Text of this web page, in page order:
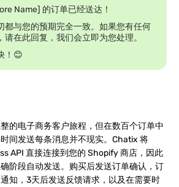
Name] 的订单已经送达！
都与您的预期完全一致。如果您有任何
请在此回复，我们会立即为您处理。
！😊
的电子商务客户旅程，但在数百个订单中
间发送每条消息并不现实。Chatix 将
API 直接连接到您的 Shopify 商店，因此
阶段自动发送。购买后发送订单确认，订
知，3天后发送反馈请求，以及在需要时